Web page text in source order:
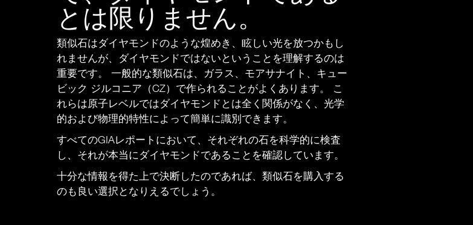
（合成）ダイヤモンド
とは限りません。
類似石はダイヤモンドのような煌めき、眩しい光を放つかもし
れませんが、ダイヤモンドではないということを理解するのは
重要です。 一般的な類似石は、ガラス、モアサナイト、キュー
ビック ジルコニア（CZ）で作られることがよくあります。 こ
れらは原子レベルではダイヤモンドとは全く関係がなく、光学
的および物理的特性によって簡単に識別できます。
すべてのGIAレポートにおいて、それぞれの石を科学的に検査
し、それが本当にダイヤモンドであることを確認しています。
十分な情報を得た上で決断したのであれば、類似石を購入する
のも良い選択となりえるでしょう。